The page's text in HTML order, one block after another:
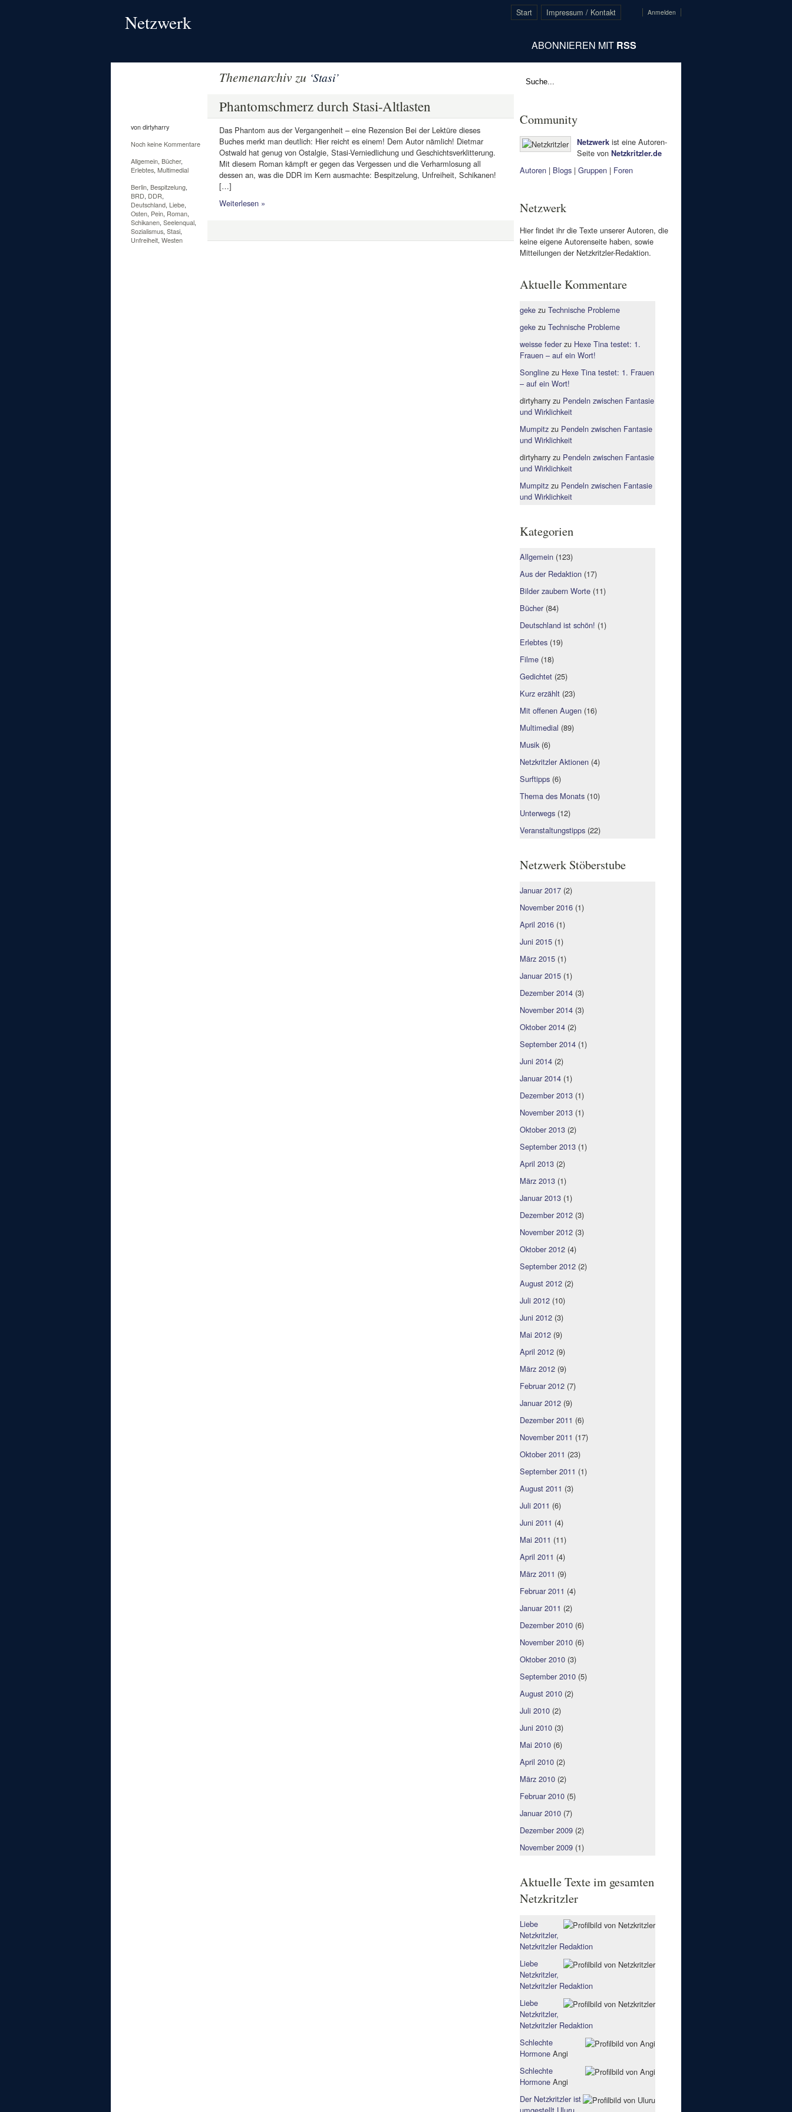
Netzwerk Anmelden
Start Impressum / Kontakt
ABONNIEREN MIT RSS
Themenarchiv zu ‘Stasi’
von dirtyharry
Noch keine Kommentare
Allgemein, Bücher,
Erlebtes, Multimedial
Berlin, Bespitzelung,
BRD, DDR,
Deutschland, Liebe,
Osten, Pein, Roman,
Schikanen, Seelenqual,
Sozialismus, Stasi,
Unfreiheit, Westen
Phantomschmerz durch Stasi-Altlasten
Das Phantom aus der Vergangenheit – eine Rezension Bei der Lektüre dieses
Buches merkt man deutlich: Hier reicht es einem! Dem Autor nämlich! Dietmar
Ostwald hat genug von Ostalgie, Stasi-Verniedlichung und Geschichtsverklitterung.
Mit diesem Roman kämpft er gegen das Vergessen und die Verharmlosung all
dessen an, was die DDR im Kern ausmachte: Bespitzelung, Unfreiheit, Schikanen!
[…]
Weiterlesen »
Community
Netzwerk ist eine Autoren-
Seite von Netzkritzler.de
Autoren | Blogs | Gruppen | Foren
Netzwerk
Hier findet ihr die Texte unserer Autoren, die
keine eigene Autorenseite haben, sowie
Mitteilungen der Netzkritzler-Redaktion.
Aktuelle Kommentare
geke zu Technische Probleme
geke zu Technische Probleme
weisse feder zu Hexe Tina testet: 1.
Frauen – auf ein Wort!
Songline zu Hexe Tina testet: 1. Frauen
– auf ein Wort!
dirtyharry zu Pendeln zwischen Fantasie
und Wirklichkeit
Mumpitz zu Pendeln zwischen Fantasie
und Wirklichkeit
dirtyharry zu Pendeln zwischen Fantasie
und Wirklichkeit
Mumpitz zu Pendeln zwischen Fantasie
und Wirklichkeit
Kategorien
Allgemein (123)
Aus der Redaktion (17)
Bilder zaubern Worte (11)
Bücher (84)
Deutschland ist schön! (1)
Erlebtes (19)
Filme (18)
Gedichtet (25)
Kurz erzählt (23)
Mit offenen Augen (16)
Multimedial (89)
Musik(6)
Netzkritzler Aktionen (4)
Surftipps (6)
Thema des Monats (10)
Unterwegs (12)
Veranstaltungstipps (22)
Netzwerk Stöberstube
Januar 2017 (2)
November 2016 (1)
April 2016 (1)
Juni 2015 (1)
März 2015 (1)
Januar 2015 (1)
Dezember 2014 (3)
November 2014 (3)
Oktober 2014 (2)
September 2014 (1)
Juni 2014 (2)
Januar 2014 (1)
Dezember 2013 (1)
November 2013 (1)
Oktober 2013 (2)
September 2013 (1)
April 2013 (2)
März 2013 (1)
Januar 2013 (1)
Dezember 2012 (3)
November 2012 (3)
Oktober 2012 (4)
September 2012 (2)
August 2012 (2)
Juli 2012 (10)
Juni 2012 (3)
Mai 2012 (9)
April 2012 (9)
März 2012 (9)
Februar 2012 (7)
Januar 2012 (9)
Dezember 2011 (6)
November 2011 (17)
Oktober 2011 (23)
September 2011 (1)
August 2011 (3)
Juli 2011 (6)
Juni 2011 (4)
Mai 2011 (11)
April 2011 (4)
März 2011 (9)
Februar 2011 (4)
Januar 2011 (2)
Dezember 2010 (6)
November 2010 (6)
Oktober 2010 (3)
September 2010 (5)
August 2010 (2)
Juli 2010 (2)
Juni 2010 (3)
Mai 2010 (6)
April 2010 (2)
März 2010 (2)
Februar 2010 (5)
Januar 2010 (7)
Dezember 2009 (2)
November 2009 (1)
Aktuelle Texte im gesamten
Netzkritzler
Liebe
Netzkritzler,
Netzkritzler Redaktion
Liebe
Netzkritzler,
Netzkritzler Redaktion
Liebe
Netzkritzler,
Netzkritzler Redaktion
Schlechte
Hormone Angi
Schlechte
Hormone Angi
Der Netzkritzler ist